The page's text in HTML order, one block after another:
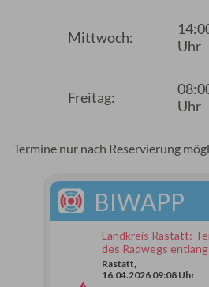
Mittwoch:
Uhr
Freitag:
Uhr
Termine nur nach Reservierung
BIWAPP
Landkreis Rastatt:
des Radwegs
Rastatt,
16.04.2026 09:08 Uhr